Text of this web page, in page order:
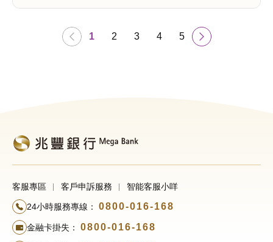
1 2 3 4 5
客服專區 客戶申訴服務 智能客服小咩
24小時服務專線： 0800-016-168
金融卡掛失： 0800-016-168